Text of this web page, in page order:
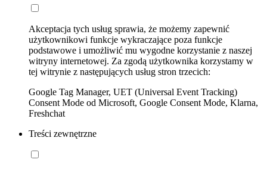
Akceptacja tych usług sprawia, że możemy zapewnić
użytkownikowi funkcje wykraczające poza funkcje
podstawowe i umożliwić mu wygodne korzystanie z naszej
witryny internetowej. Za zgodą użytkownika korzystamy w
tej witrynie z następujących usług stron trzecich:
Google Tag Manager, UET (Universal Event Tracking)
Consent Mode od Microsoft, Google Consent Mode, Klarna,
Freshchat
Treści zewnętrzne